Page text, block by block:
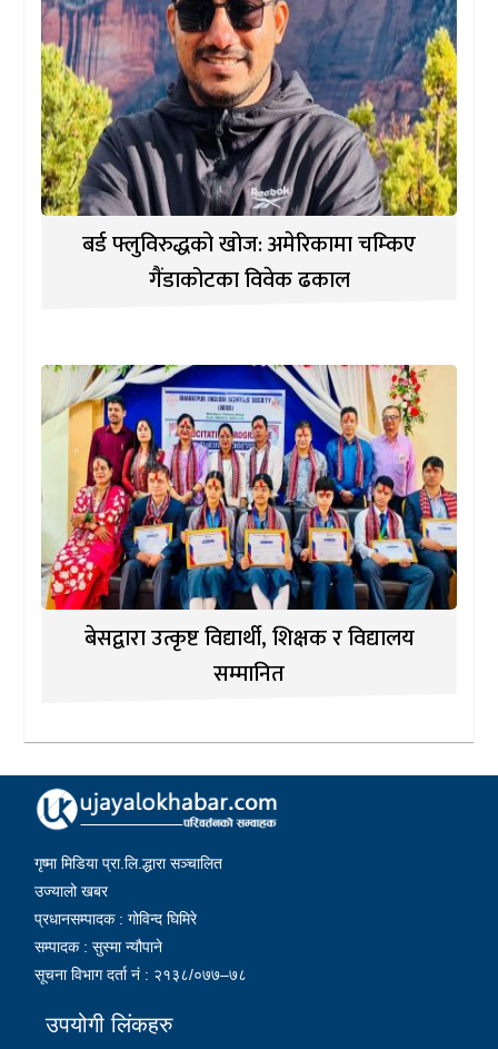
बर्ड फ्लुविरुद्धको खोज: अमेरिकामा चम्किए
गैंडाकोटका विवेक ढकाल
बेसद्वारा उत्कृष्ट विद्यार्थी, शिक्षक र विद्यालय
सम्मानित
गृष्मा मिडिया प्रा.लि.द्धारा सञ्चालित
उज्यालो खबर
प्रधानसम्पादक : गोविन्द घिमिरे
सम्पादक : सुस्मा न्यौपाने
सूचना विभाग दर्ता नं : २१३८/०७७–७८
उपयोगी लिंकहरु